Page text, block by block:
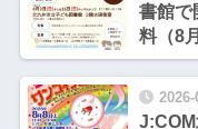
書館で
料（8
2026-